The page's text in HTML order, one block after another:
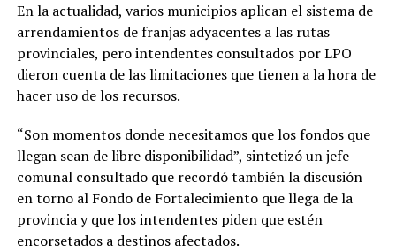
En la actualidad, varios municipios aplican el sistema de
arrendamientos de franjas adyacentes a las rutas
provinciales, pero intendentes consultados por LPO
dieron cuenta de las limitaciones que tienen a la hora de
hacer uso de los recursos.
“Son momentos donde necesitamos que los fondos que
llegan sean de libre disponibilidad”, sintetizó un jefe
comunal consultado que recordó también la discusión
en torno al Fondo de Fortalecimiento que llega de la
provincia y que los intendentes piden que estén
encorsetados a destinos afectados.